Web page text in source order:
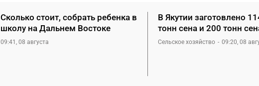
Сколько стоит, собрать ребенка в
школу на Дальнем Востоке
09:41, 08 августа
В Якутии заготовлено
тонн сена и 200 тонн
Сельское хозяйство 09:20, 08